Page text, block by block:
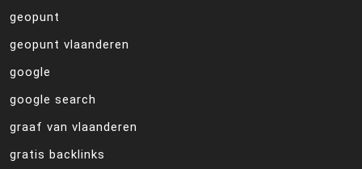
geopunt
geopunt vlaanderen
google
google search
graaf van vlaanderen
gratis backlinks